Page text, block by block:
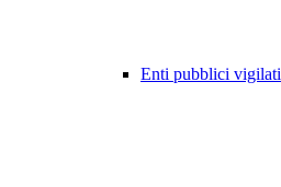
Enti pubblici vigilati